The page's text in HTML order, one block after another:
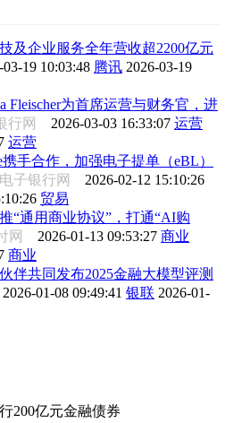
及企业服务全年营收超2200亿元
03-19 10:03:48 腾讯 2026-03-19
Fleischer为首席运营与财务官，进
行网 2026-03-03 16:33:07 运营
运营
手合作，加强电子提单（eBL）
电子银行网 2026-02-12 15:10:26
贸易
“通用商业协议”，打通“AI购
网 2026-01-13 09:53:27 商业
商业
伴共同发布2025金融大模型评测
2026-01-08 09:49:41 银联 2026-01-
200亿元金融债券